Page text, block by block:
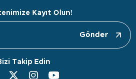
Kayıt Olun!
Gönder
Takip Edin